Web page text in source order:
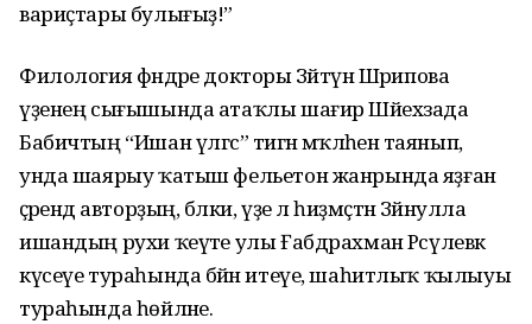
вариҫтары булығыҙ!”
Филология фәндәре докторы Зәйтүнә Шәрипова
үҙенең сығышында атаҡлы шағир Шәйехзада
Бабичтың “Ишан үлгәс” тигән мәҡәләһенә таянып,
унда шаярыу ҡатыш фельетон жанрында яҙған
әҫәрендә авторҙың, бәлки, үҙе лә һиҙ­мәҫтән Зәйнулла
ишандың рухи ҡеүәте улы Ғабдрахман Рәсү­левкә
күсеүе тураһында бәйән итеүе, шаһитлыҡ ҡылыуы
тура­һында һөйләне.